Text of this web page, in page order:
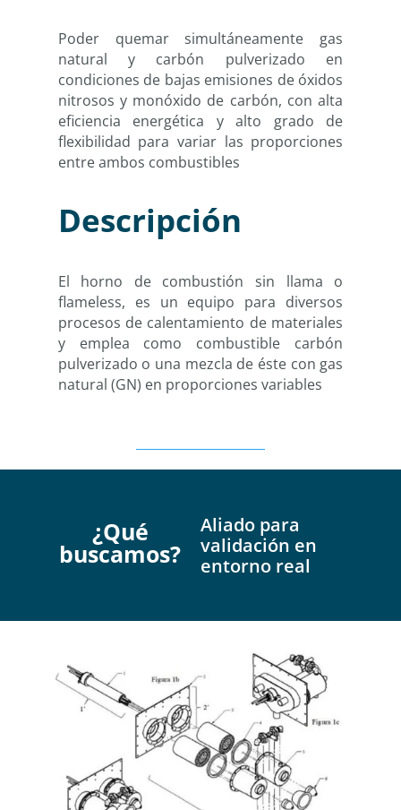
Poder quemar simultáneamente gas
natural y carbón pulverizado en
condiciones de bajas emisiones de óxidos
nitrosos y monóxido de carbón, con alta
eficiencia energética y alto grado de
flexibilidad para variar las proporciones
entre ambos combustibles
Descripción
El horno de combustión sin llama o
flameless, es un equipo para diversos
procesos de calentamiento de materiales
y emplea como combustible carbón
pulverizado o una mezcla de éste con gas
natural (GN) en proporciones variables
¿Qué
buscamos?
Aliado para
validación en
entorno real